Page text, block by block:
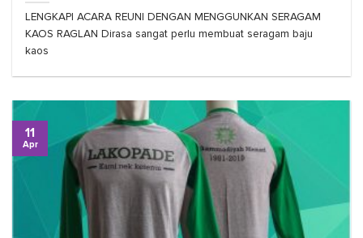
LENGKAPI ACARA REUNI DENGAN MENGGUNKAN SERAGAM
KAOS RAGLAN Dirasa sangat perlu membuat seragam baju
kaos
11
Apr